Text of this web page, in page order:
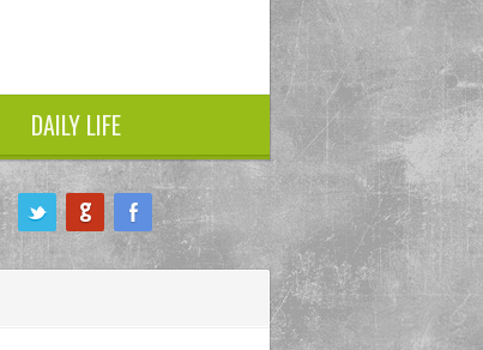
DAILY LIFE